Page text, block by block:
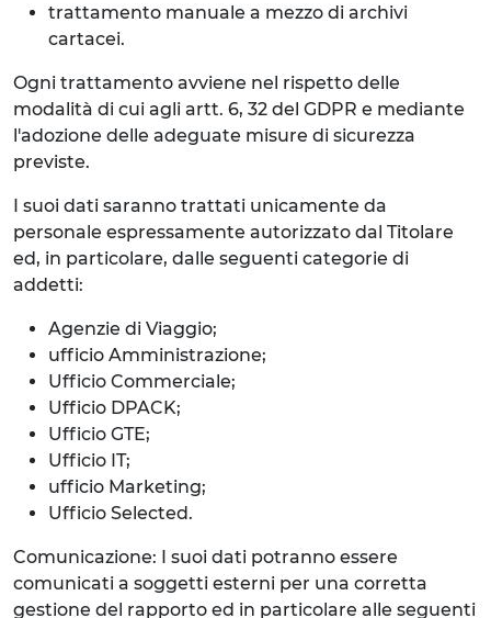
trattamento manuale a mezzo di archivi
cartacei.
Ogni trattamento avviene nel rispetto delle
modalità di cui agli artt. 6, 32 del GDPR e mediante
l'adozione delle adeguate misure di sicurezza
previste.
I suoi dati saranno trattati unicamente da
personale espressamente autorizzato dal Titolare
ed, in particolare, dalle seguenti categorie di
addetti:
Agenzie di Viaggio;
ufficio Amministrazione;
Ufficio Commerciale;
Ufficio DPACK;
Ufficio GTE;
Ufficio IT;
ufficio Marketing;
Ufficio Selected.
Comunicazione: I suoi dati potranno essere
comunicati a soggetti esterni per una corretta
gestione del rapporto ed in particolare alle seguenti